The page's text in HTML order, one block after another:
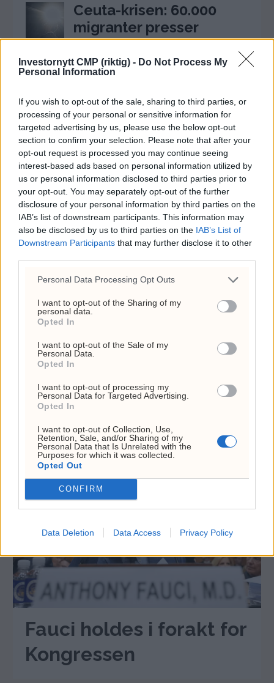
Investornytt CMP (riktig) - Do Not Process My
Personal Information
If you wish to opt-out of the sale, sharing to third parties, or
processing of your personal or sensitive information for
targeted advertising by us, please use the below opt-out
section to confirm your selection. Please note that after your
opt-out request is processed you may continue seeing
interest-based ads based on personal information utilized by
us or personal information disclosed to third parties prior to
your opt-out. You may separately opt-out of the further
disclosure of your personal information by third parties on the
IAB’s list of downstream participants. This information may
also be disclosed by us to third parties on the IAB’s List of
Downstream Participants that may further disclose it to other
Personal Data Processing Opt Outs
I want to opt-out of the Sharing of my
personal data.
Opted In
I want to opt-out of the Sale of my
Personal Data.
Opted In
I want to opt-out of processing my
Personal Data for Targeted Advertising.
Opted In
I want to opt-out of Collection, Use,
Retention, Sale, and/or Sharing of my
Personal Data that Is Unrelated with the
Purposes for which it was collected.
Opted Out
CONFIRM
Data Deletion Data Access Privacy Policy
Ceuta-krisen: 60.000
migranter presser
Spanias grense og setter
Sánchez under press
Circio henter RNA-
veteran til styret før
klinisk satsing i
genterapi
4. august 2026 - 14:37
Snatched svarer Robert
Næss: Forsvarer
verdsettelse på 59,9
millioner
Ukens aksje: Kan ta av
etter Trumps Iran-pause
USA har brukt opp 143
derfor følger markedet
feil tall
6. august 2026 - 11:29
Fauci holdes i forakt for
Kongressen